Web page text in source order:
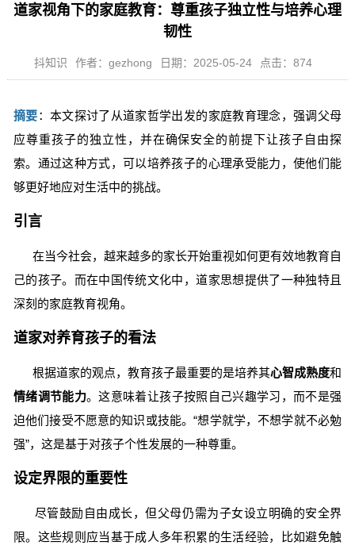
道家视角下的家庭教育：尊重孩子独立性与培养心理
韧性
抖知识 作者：gezhong 日期：2025-05-24 点击：874
摘要：本文探讨了从道家哲学出发的家庭教育理念，强调父母
应尊重孩子的独立性，并在确保安全的前提下让孩子自由探
索。通过这种方式，可以培养孩子的心理承受能力，使他们能
够更好地应对生活中的挑战。
引言
在当今社会，越来越多的家长开始重视如何更有效地教育自
己的孩子。而在中国传统文化中，道家思想提供了一种独特且
深刻的家庭教育视角。
道家对养育孩子的看法
根据道家的观点，教育孩子最重要的是培养其心智成熟度和
情绪调节能力。这意味着让孩子按照自己兴趣学习，而不是强
迫他们接受不愿意的知识或技能。“想学就学，不想学就不必勉
强”，这是基于对孩子个性发展的一种尊重。
设定界限的重要性
尽管鼓励自由成长，但父母仍需为子女设立明确的安全界
限。这些规则应当基于成人多年积累的生活经验，比如避免触